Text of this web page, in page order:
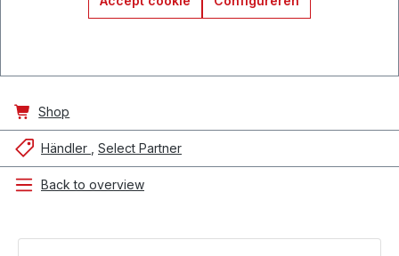
Shop
Händler Select Partner
Back to overview